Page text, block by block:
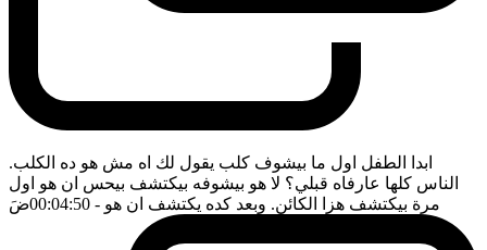
ابدا الطفل اول ما بيشوف كلب يقول لك اه مش هو ده الكلب.
الناس كلها عارفاه قبلي؟ لا هو بيشوفه بيكتشف بيحس ان هو اول
مرة بيكتشف هزا الكائن. وبعد كده يكتشف ان هو - 00:04:50 ضَ